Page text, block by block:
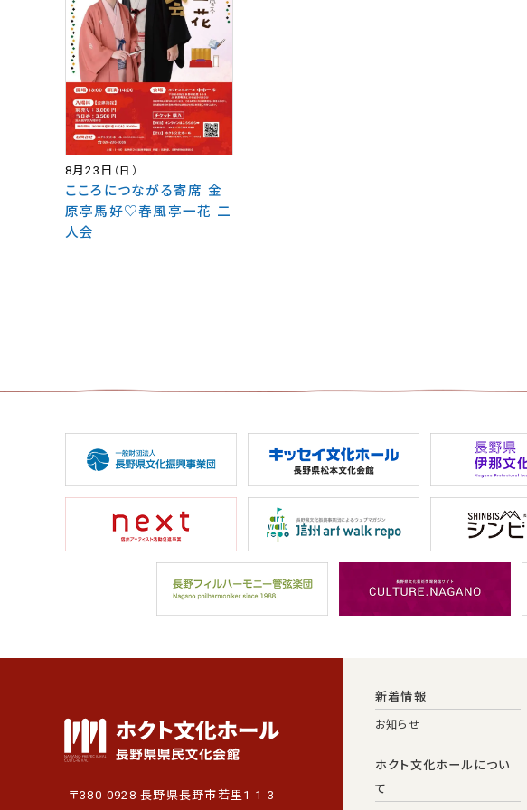
8月23日 （日）
こころにつながる寄席 金
原亭馬好♡春風亭一花 二
人会
〒380-0928 長野県長野市若里1-1-3
新着情報
お知らせ
ホクト文化ホールについ
て